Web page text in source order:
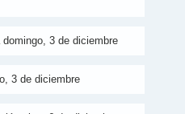
3 de diciembre
3 de diciembre